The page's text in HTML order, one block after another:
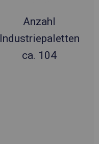
Anzahl
Industriepaletten
ca. 104